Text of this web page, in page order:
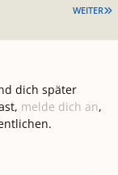
WEITER
dich später
melde dich an,